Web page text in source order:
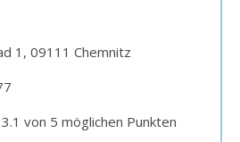
1, 09111 Chemnitz
3.1 von 5 möglichen Punkten